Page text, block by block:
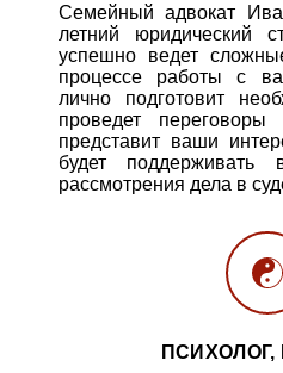
Семейный адвокат
летний юридический
успешно ведет
процессе работы с
лично подготовит
проведет
представит ваши
будет поддерживать
рассмотрения дела в
ПСИХОЛОГ,